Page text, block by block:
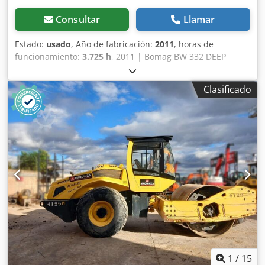
Consultar Llamar
Estado: usado, Año de fabricación: 2011, horas de
funcionamiento: 3.725 h, 2011 | Bomag BW 332 DEEP
Impact | Rodillo compactador de ocasión | 3725 horas 📍
Ubicación: Alemania 🚛 Entrega disponible a su destino –
¡Utilice nuestra calculadora de envío para estimar los
costes de transporte! 💰 Cómpralo ahora por 138.500 EUR o
haz una oferta. Pago a la entrega disponible con un
pequeño recargo (sujeto a aprobación)* 👷‍♂️ Inspeccionado
por un experto independiente 43 puntos de inspección: 30
aprobados ✅ 13 con observaciones ℹ️ 0 defectos críticos ⚠️
📌 Comentario del inspector: Totalmente funcional,
algunos retrasos en mantenimiento rutinario 📄 ¿Quiere
ver la inspección completa, fotos extra o un vídeo?
Consejo: La referencia "38821 Equippo" es la más utilizada
para buscar más detalles online. 💡 Por qué esta máquina
y nuestro servicio destacan: ✔ Inspección exhaustiva por
profesionales ✔ Entrega directa en su obra disponible ✔
Garantía de devolución de dinero ✔ Opciones de pago
Clasificado
1 / 15